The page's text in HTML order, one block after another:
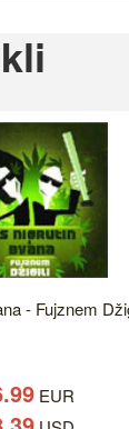
- Fujznem
EUR